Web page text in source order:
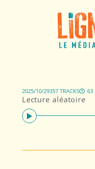
Lecture aléatoire
2025/10/29357 TRACKS 63